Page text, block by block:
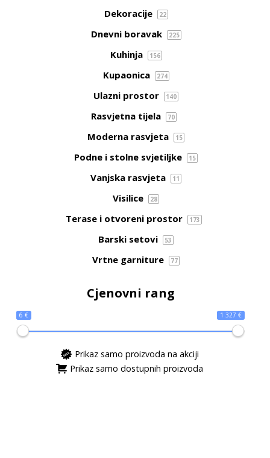
Dekoracije 22
Dnevni boravak 225
Kuhinja 156
Kupaonica 274
Ulazni prostor 140
Rasvjetna tijela 70
Moderna rasvjeta 15
Podne i stolne svjetiljke 15
Vanjska rasvjeta 11
Visilice 28
Terase i otvoreni prostor 173
Barski setovi 53
Vrtne garniture 77
Cjenovni rang
6 € 1 327 €
Prikaz samo proizvoda na akciji
Prikaz samo dostupnih proizvoda